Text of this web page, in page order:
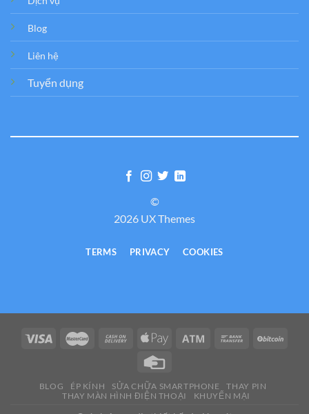
Blog
Liên hệ
Tuyển dụng
©
2026 UX Themes
TERMS PRIVACY COOKIES
BLOG ÉP KÍNH SỬA CHỮA SMARTPHONE
THAY PIN
THAY MÀN HÌNH ĐIỆN THOẠI
KHUYẾN MẠI